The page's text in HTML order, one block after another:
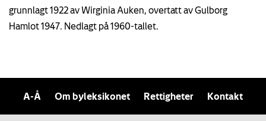
grunnlagt 1922 av Wirginia Auken, overtatt av Gulborg
Hamlot 1947. Nedlagt på 1960-tallet.
A-Å Om byleksikonet Rettigheter Kontakt